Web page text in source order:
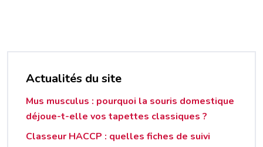
Actualités du site
Mus musculus : pourquoi la souris domestique
déjoue-t-elle vos tapettes classiques ?
Classeur HACCP : quelles fiches de suivi